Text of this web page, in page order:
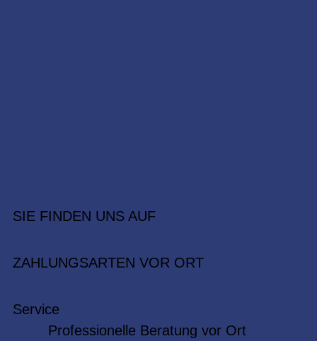
SIE FINDEN UNS AUF
ZAHLUNGSARTEN VOR ORT
Service
Professionelle Beratung vor Ort